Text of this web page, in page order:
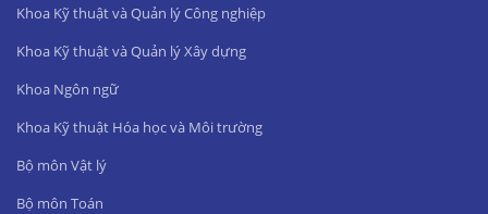
Khoa Kỹ thuật và Quản lý Công nghiệp
Khoa Kỹ thuật và Quản lý Xây dựng
Khoa Ngôn ngữ
Khoa Kỹ thuật Hóa học và Môi trường
Bộ môn Vật lý
Bộ môn Toán